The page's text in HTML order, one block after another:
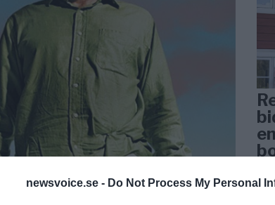
newsvoice.se - Do Not Process My Personal